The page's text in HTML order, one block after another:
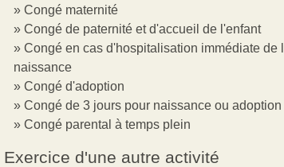
Congé maternité
Congé de paternité et d'accueil de l'enfant
Congé en cas d'hospitalisation immédiate de
naissance
Congé d'adoption
Congé de 3 jours pour naissance ou adoption
Congé parental à temps plein
Exercice d'une autre activité